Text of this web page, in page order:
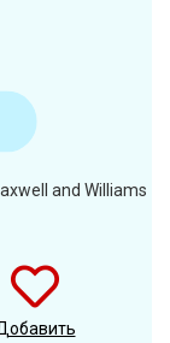
and Williams